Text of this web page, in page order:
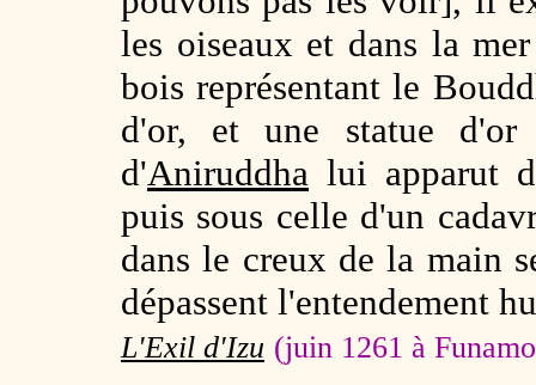
les oiseaux et dans la
bois représentant le
d'or, et une statue
d'Aniruddha lui apparut
puis sous celle d'un
dans le creux de la main
dépassent l'entendement
L'Exil d'Izu (juin 1261 à